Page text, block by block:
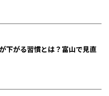
下がる習慣とは？富山で見直